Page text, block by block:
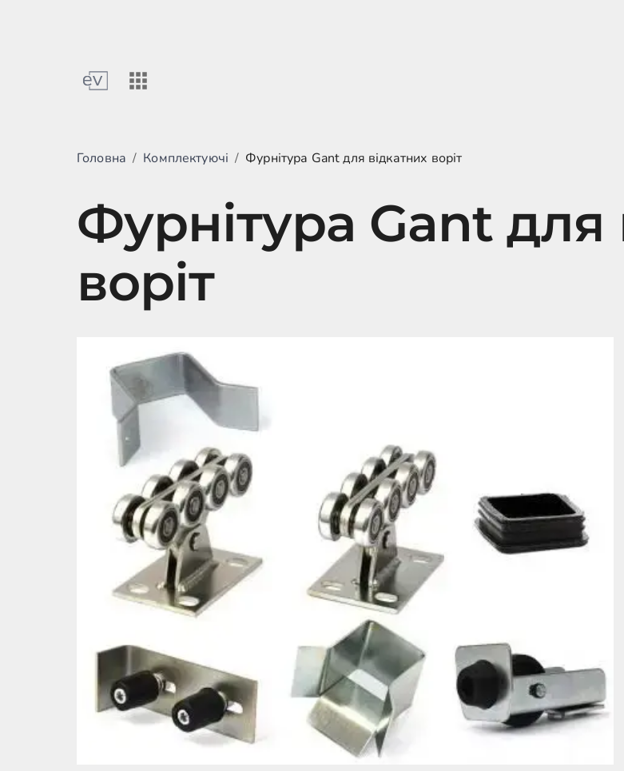
Головна / Комплектуючі / Фурнітура Gant для відкатних воріт
Фурнітура Gant для
воріт